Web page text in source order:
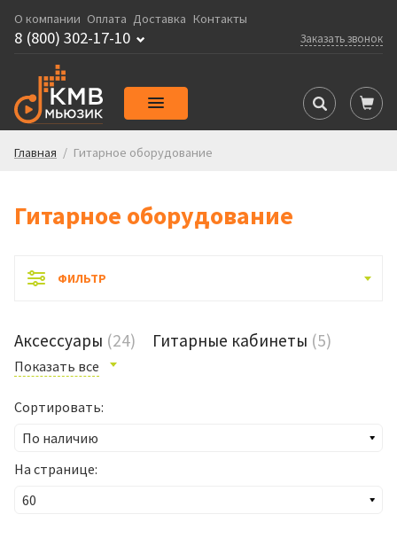
О компании Оплата Доставка Контакты
Заказать звонок
8 (800) 302-17-10
Главная / Гитарное оборудование
Гитарное оборудование
ФИЛЬТР
Аксессуары (24) Гитарные кабинеты (5)
Показать все
Сортировать:
На странице: